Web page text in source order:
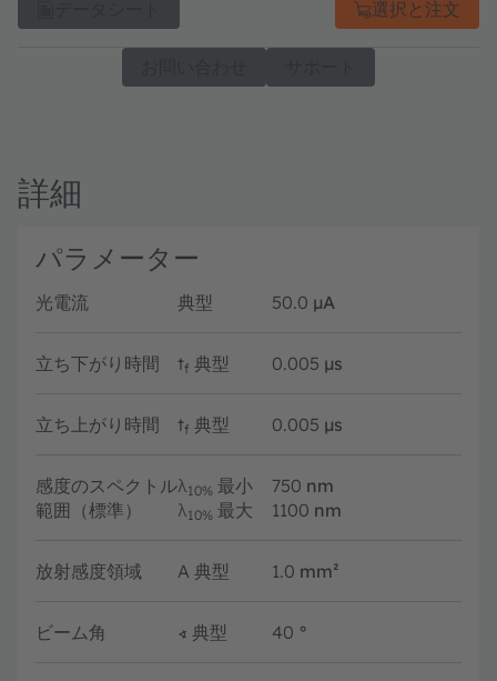
選択と注文
詳細
パラメーター
光電流 典型 50.0 µA
立ち下がり時間 tf 典型 0.005 µs
立ち上がり時間 tf 典型 0.005 µs
感度のスペクトル
範囲（標準）
λ10% 最小 750 nm
λ10% 最大 1100 nm
放射感度領域 A 典型 1.0 mm²
ビーム角 ∢ 典型 40 °